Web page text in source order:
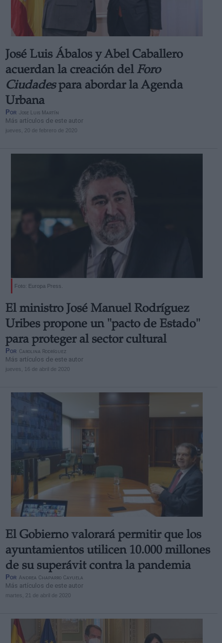
José Luis Ábalos y Abel Caballero
acuerdan la creación del Foro
Ciudadespara abordar la Agenda
Urbana
Por Jose Luis Martín
Más artículos de este autor
jueves, 20 de febrero de 2020
Foto: Europa Press.
El ministro José Manuel Rodríguez
Uribes propone un "pacto de Estado"
para proteger al sector cultural
Por Carolina Rodríguez
Más artículos de este autor
jueves, 16 de abril de 2020
El Gobierno valorará permitir que los
ayuntamientos utilicen 10.000 millones
de su superávit contra la pandemia
Por Andrea Chaparro Cayuela
Más artículos de este autor
martes, 21 de abril de 2020